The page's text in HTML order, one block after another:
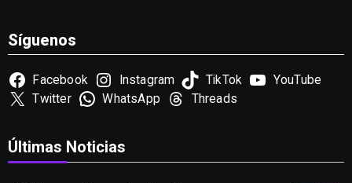
Síguenos
Facebook Instagram TikTok
YouTube
Twitter
WhatsApp Threads
Últimas Noticias